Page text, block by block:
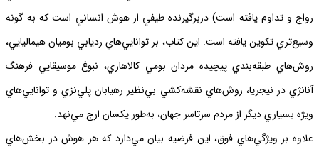
رواج و تداوم يافته است) دربرگيرنده طيفي از هوش انساني است كه به گونه
وسيع‌تري تكوين يافته است. اين كتاب، بر توانايي‌هاي رديابي بوميان هيماليايي،
روش‌هاي طبقه‌بندي پيچيده مردان بومي كالاهاري، نبوغ موسيقايي فرهنگ
آنانژي در نيجريا، روش‌هاي نقشه‌كشي بي‌نظير رهيابان پلي‌نزي و توانايي‌هاي
ويژه بسياري ديگر از مردم سرتاسر جهان، به‌طور يكسان ارج مي‌نهد.
علاوه بر ويژگي‌هاي فوق، اين فرضيه بيان مي‌دارد كه هر هوش در بخش‌هاي